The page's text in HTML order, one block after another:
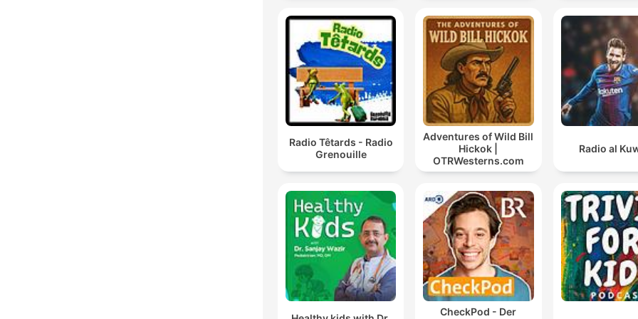
Radio Têtards - Radio
Grenouille
Adventures of Wild Bill
Hickok |
OTRWesterns.com
Radio al
CheckPod - Der